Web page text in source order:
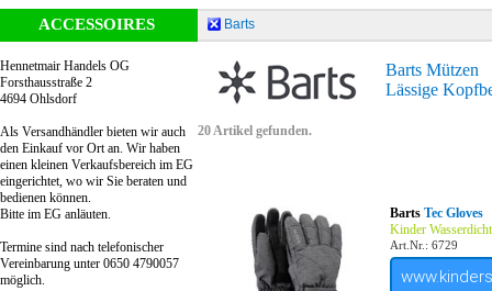
ACCESSOIRES
Hennetmair Handels OG
Forsthausstraße 2
4694 Ohlsdorf
Als Versandhändler bieten wir auch
den Einkauf vor Ort an. Wir haben
einen kleinen Verkaufsbereich im EG
eingerichtet, wo wir Sie beraten und
bedienen können.
Bitte im EG anläuten.
Termine sind nach telefonischer
Vereinbarung unter 0650 4790057
möglich.
Barts
Barts Mützen
Lässige
20 Artikel gefunden.
Barts Tec Gloves
Kinder
Art.Nr.: 6729